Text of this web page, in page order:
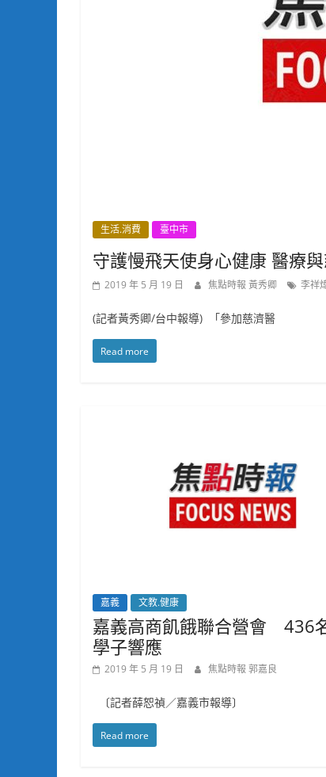
生活.消費 臺中市
守護慢飛天使身心健康 醫療
2019 年 5 月 19 日 焦點時報 黃秀卿 李祥
(記者黃秀卿/台中報導) 「參加慈濟醫
Read more
嘉義 文教.健康
嘉義高商飢餓聯合營會 436
學子響應
2019 年 5 月 19 日 焦點時報 郭嘉良
〔記者薛恕禎／嘉義市報導〕
Read more